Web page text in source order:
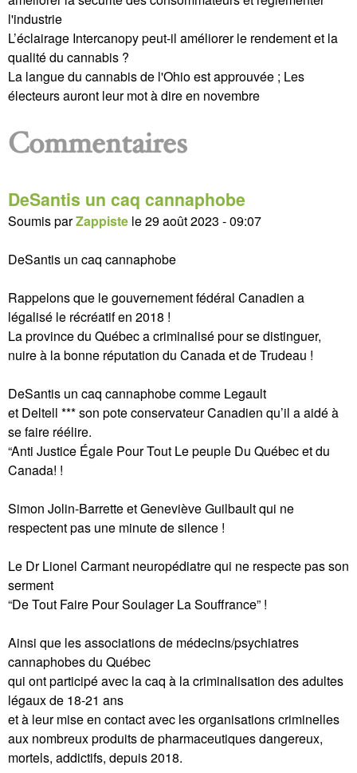
l'industrie
L’éclairage Intercanopy peut-il améliorer le rendement et la
qualité du cannabis ?
La langue du cannabis de l'Ohio est approuvée ; Les
électeurs auront leur mot à dire en novembre
Commentaires
DeSantis un caq cannaphobe
Soumis parZappiste le29 août 2023 - 09:07
DeSantis un caq cannaphobe
Rappelons que le gouvernement fédéral Canadien a
légalisé le récréatif en 2018 !
La province du Québec a criminalisé pour se distinguer,
nuire à la bonne réputation du Canada et de Trudeau !
DeSantis un caq cannaphobe comme Legault
et Deltell *** son pote conservateur Canadien qu’il a aidé à
se faire réélire.
“Anti Justice Égale Pour Tout Le peuple Du Québec et du
Canada! !
Simon Jolin-Barrette et Geneviève Guilbault qui ne
respectent pas une minute de silence !
Le Dr Lionel Carmant neuropédiatre qui ne respecte pas son
serment
“De Tout Faire Pour Soulager La Souffrance” !
Ainsi que les associations de médecins/psychiatres
cannaphobes du Québec
qui ont participé avec la caq à la criminalisation des adultes
légaux de 18-21 ans
et à leur mise en contact avec les organisations criminelles
aux nombreux produits de pharmaceutiques dangereux,
mortels, addictifs, depuis 2018.